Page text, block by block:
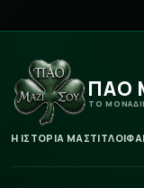
ΠΑΟ
ΤΟ
Η ΙΣΤΟΡΙΑ ΜΑΣΤΙΤΛΟΙ